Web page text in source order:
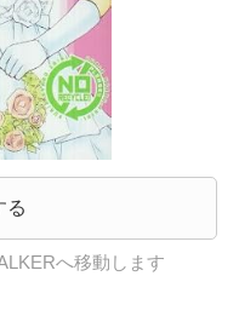
る
へ移動します